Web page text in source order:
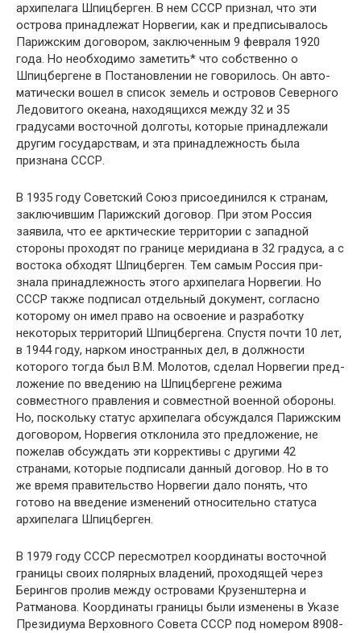
архипелага Шпицберген. В нем СССР признал, что эти
острова принадлежат Норве­гии, как и предписывалось
Парижским догово­ром, заключенным 9 февраля 1920
года. Но не­обходимо заметить* что собственно о
Шпицбер­гене в Постановлении не говорилось. Он авто­
матически вошел в список земель и островов Северного
Ледовитого океана, находящихся ме­жду 32 и 35
градусами восточной долготы, кото­рые принадлежали
другим государствам, и эта принадлежность была
признана СССР.
В 1935 году Советский Союз присоединил­ся к странам,
заключившим Парижский дого­вор. При этом Россия
заявила, что ее арктиче­ские территории с западной
стороны проходят по границе меридиана в 32 градуса, а с
востока обходят Шпицберген. Тем самым Россия при­
знала принадлежность этого архипелага Норве­гии. Но
СССР также подписал отдельный доку­мент, согласно
которому он имел право на ос­воение и разработку
некоторых территорий Шпицбергена. Спустя почти 10 лет,
в 1944 году, нарком иностранных дел, в должности
которого тогда был В.М. Молотов, сделал Норвегии пред­
ложение по введению на Шпицбергене режима
совместного правления и совместной военной обороны.
Но, поскольку статус архипелага обсу­ждался Парижским
договором, Норвегия откло­нила это предложение, не
пожелав обсуждать эти коррективы с другими 42
странами, которые подписали данный договор. Но в то
же время правительство Норвегии дало понять, что
готово на введение изменений относительно статуса
архипелага Шпицберген.
В 1979 году СССР пересмотрел координаты восточной
границы своих полярных владений, проходящей через
Берингов пролив между ост­ровами Крузенштерна и
Ратманова. Координаты границы были изменены в Указе
Президиума Верховного Совета СССР под номером 8908-